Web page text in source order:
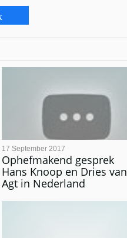
Ophefmakend gesprek
Hans Knoop en Dries van
Agt in Nederland
17 September 2017